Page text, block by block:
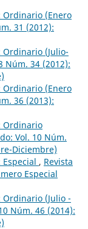
Ordinario (Enero
31 (2012):
(Julio-
Núm. 34 (2012):
Ordinario (Enero
36 (2013):
Ordinario
Vol. 10 Núm.
Diciembre)
, Revista
Especial
(Julio -
Núm. 46 (2014):